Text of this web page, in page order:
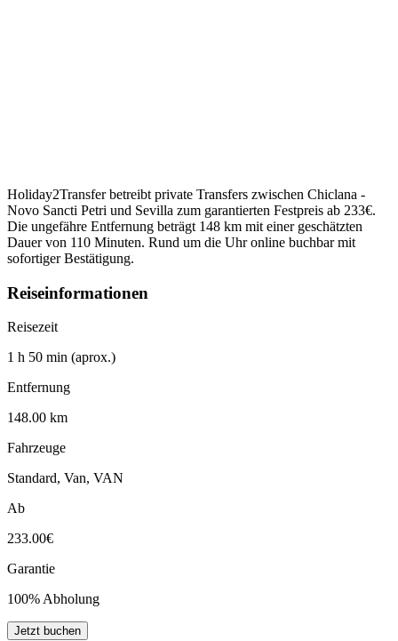
Holiday2Transfer betreibt private Transfers zwischen Chiclana -
Novo Sancti Petri und Sevilla zum garantierten Festpreis ab 233€.
Die ungefähre Entfernung beträgt 148 km mit einer geschätzten
Dauer von 110 Minuten. Rund um die Uhr online buchbar mit
sofortiger Bestätigung.
Reiseinformationen
Reisezeit
1 h 50 min (aprox.)
Entfernung
148.00 km
Fahrzeuge
Standard, Van, VAN
Ab
233.00€
Garantie
100% Abholung
Jetzt buchen